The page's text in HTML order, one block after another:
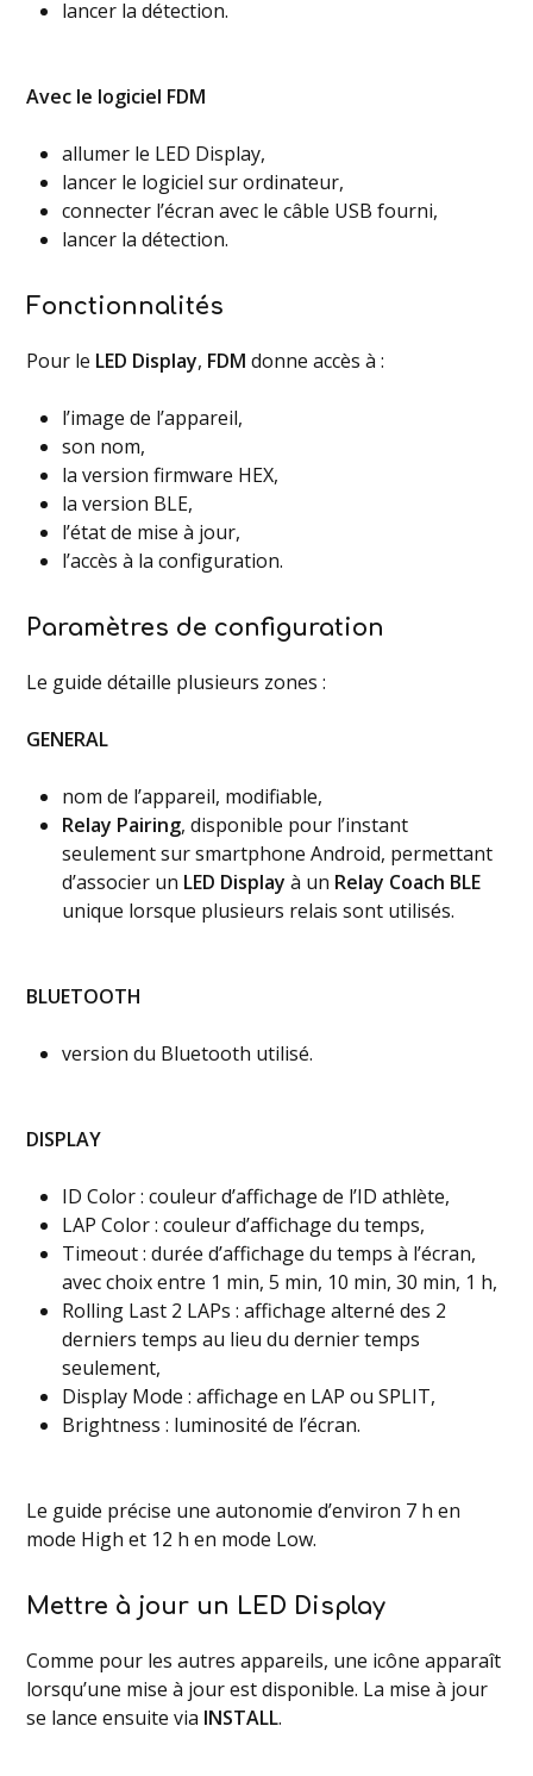
lancer la détection.
Avec le logiciel FDM
allumer le LED Display,
lancer le logiciel sur ordinateur,
connecter l’écran avec le câble USB fourni,
lancer la détection.
Fonctionnalités
Pour le LED Display, FDM donne accès à :
l’image de l’appareil,
son nom,
la version firmware HEX,
la version BLE,
l’état de mise à jour,
l’accès à la configuration.
Paramètres de configuration
Le guide détaille plusieurs zones :
GENERAL
nom de l’appareil, modifiable,
Relay Pairing, disponible pour l’instant
seulement sur smartphone Android, permettant
d’associer un LED Display à un Relay Coach BLE
unique lorsque plusieurs relais sont utilisés.
BLUETOOTH
version du Bluetooth utilisé.
DISPLAY
ID Color : couleur d’affichage de l’ID athlète,
LAP Color : couleur d’affichage du temps,
Timeout : durée d’affichage du temps à l’écran,
avec choix entre 1 min, 5 min, 10 min, 30 min, 1 h,
Rolling Last 2 LAPs : affichage alterné des 2
derniers temps au lieu du dernier temps
seulement,
Display Mode : affichage en LAP ou SPLIT,
Brightness : luminosité de l’écran.
Le guide précise une autonomie d’environ 7 h en
mode High et 12 h en mode Low.
Mettre à jour un LED Display
Comme pour les autres appareils, une icône apparaît
lorsqu’une mise à jour est disponible. La mise à jour
se lance ensuite via INSTALL.